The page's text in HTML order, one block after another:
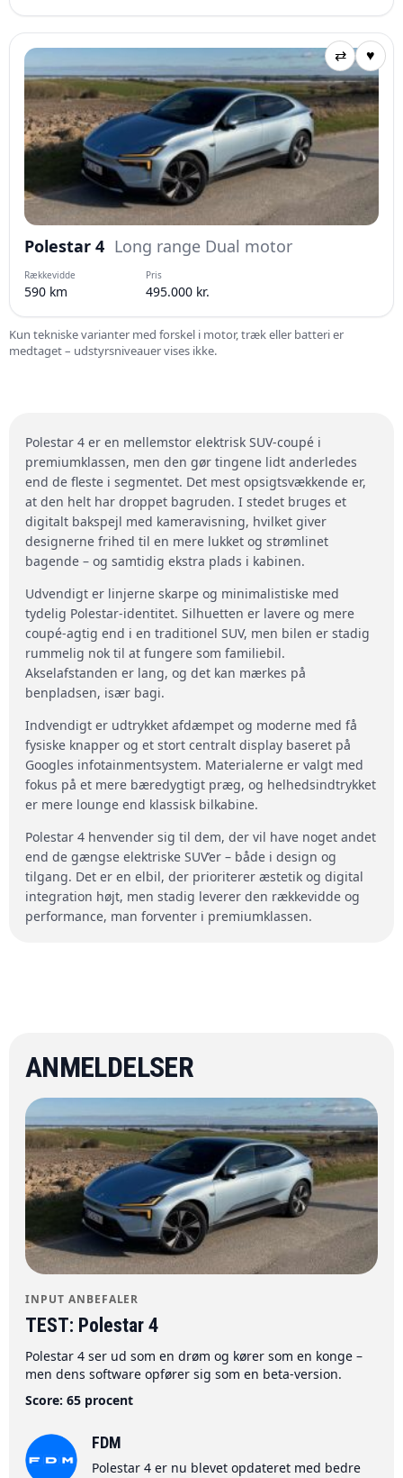
Polestar 4 Long range Dual motor
Rækkevidde
590 km
Pris
495.000 kr.
⇄ ♥
Kun tekniske varianter med forskel i motor, træk eller batteri er
medtaget – udstyrsniveauer vises ikke.
Polestar 4 er en mellemstor elektrisk SUV-coupé i
premiumklassen, men den gør tingene lidt anderledes
end de fleste i segmentet. Det mest opsigtsvækkende er,
at den helt har droppet bagruden. I stedet bruges et
digitalt bakspejl med kameravisning, hvilket giver
designerne frihed til en mere lukket og strømlinet
bagende – og samtidig ekstra plads i kabinen.
Udvendigt er linjerne skarpe og minimalistiske med
tydelig Polestar-identitet. Silhuetten er lavere og mere
coupé-agtig end i en traditionel SUV, men bilen er stadig
rummelig nok til at fungere som familiebil.
Akselafstanden er lang, og det kan mærkes på
benpladsen, især bagi.
Indvendigt er udtrykket afdæmpet og moderne med få
fysiske knapper og et stort centralt display baseret på
Googles infotainmentsystem. Materialerne er valgt med
fokus på et mere bæredygtigt præg, og helhedsindtrykket
er mere lounge end klassisk bilkabine.
Polestar 4 henvender sig til dem, der vil have noget andet
end de gængse elektriske SUV’er – både i design og
tilgang. Det er en elbil, der prioriterer æstetik og digital
integration højt, men stadig leverer den rækkevidde og
performance, man forventer i premiumklassen.
ANMELDELSER
INPUT ANBEFALER
TEST: Polestar 4
Polestar 4 ser ud som en drøm og kører som en konge –
men dens software opfører sig som en beta-version.
Score: 65 procent
FDM
Polestar 4 er nu blevet opdateret med bedre